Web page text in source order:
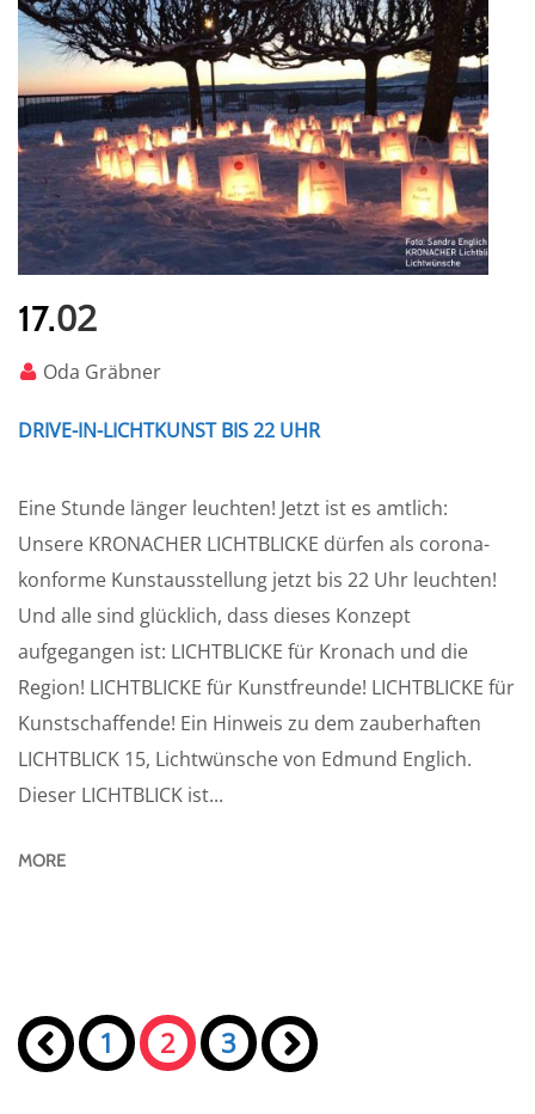
17.02
Oda Gräbner
DRIVE-IN-LICHTKUNST BIS 22 UHR
Eine Stunde länger leuchten! Jetzt ist es amtlich:
Unsere KRONACHER LICHTBLICKE dürfen als corona-
konforme Kunstausstellung jetzt bis 22 Uhr leuchten!
Und alle sind glücklich, dass dieses Konzept
aufgegangen ist: LICHTBLICKE für Kronach und die
Region! LICHTBLICKE für Kunstfreunde! LICHTBLICKE für
Kunstschaffende! Ein Hinweis zu dem zauberhaften
LICHTBLICK 15, Lichtwünsche von Edmund Englich.
Dieser LICHTBLICK ist...
MORE
Seiten:
« 1 2 3 »